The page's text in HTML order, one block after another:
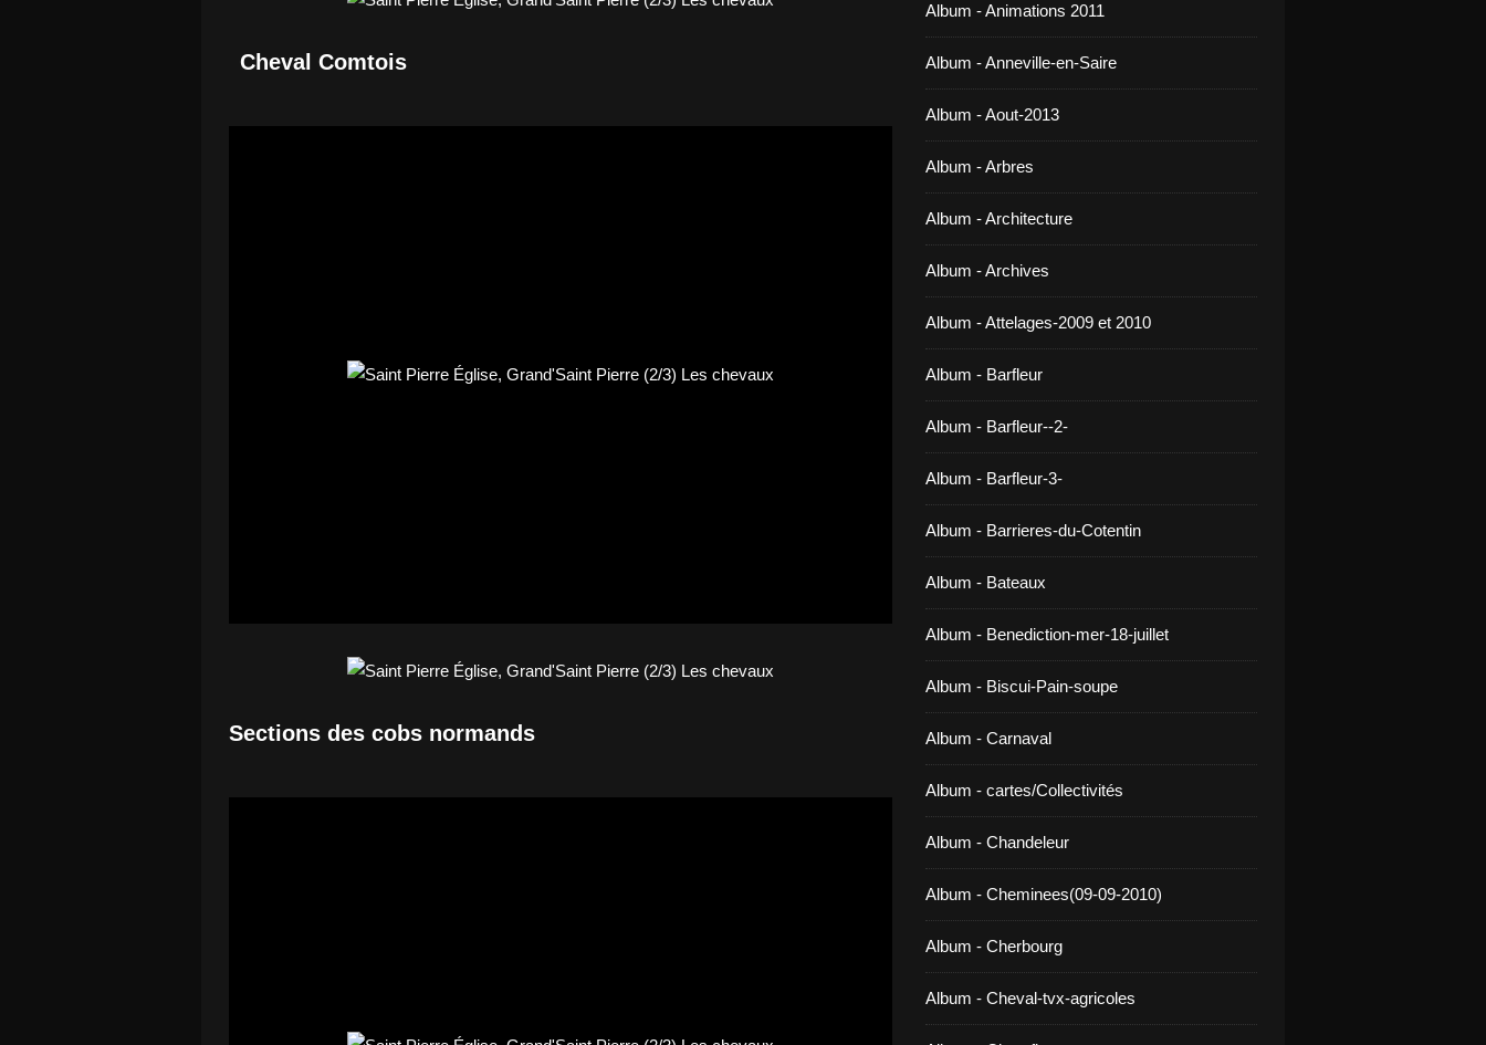
Cheval Comtois
Sections des cobs normands
Album - Animations 2011
Album - Anneville-en-Saire
Album - Aout-2013
Album - Arbres
Album - Architecture
Album - Archives
Album - Attelages-2009 et 2010
Album - Barfleur
Album - Barfleur--2-
Album - Barfleur-3-
Album - Barrieres-du-Cotentin
Album - Bateaux
Album - Benediction-mer-18-juillet
Album - Biscui-Pain-soupe
Album - Carnaval
Album - cartes/Collectivités
Album - Chandeleur
Album - Cheminees(09-09-2010)
Album - Cherbourg
Album - Cheval-tvx-agricoles